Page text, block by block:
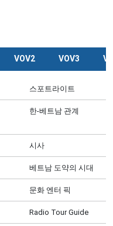
VOV2 VOV3
스포트라이트
한-베트남 관계
시사
베트남 도약의 시대
문화 엔터 픽
Radio Tour Guide